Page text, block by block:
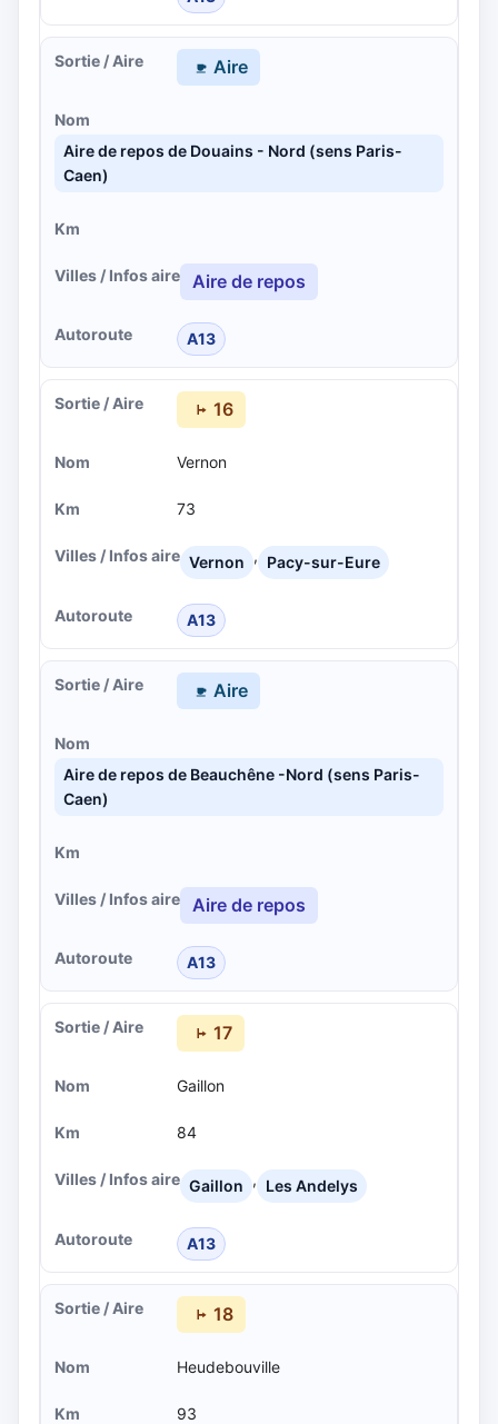
Aire
Aire de repos de Douains - Nord (sens Paris-
Caen)
Aire de repos
A13
16
Vernon
73
Vernon , Pacy-sur-Eure
A13
Aire
Aire de repos de Beauchêne -Nord (sens Paris-
Caen)
Aire de repos
A13
17
Gaillon
84
Gaillon , Les Andelys
A13
18
Heudebouville
93